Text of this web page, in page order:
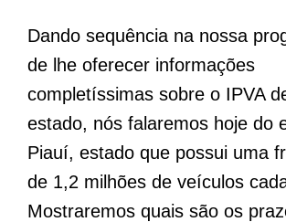
Dando sequência na nossa
de lhe oferecer informações
completíssimas sobre o IPVA
estado, nós falaremos hoje do
Piauí, estado que possui uma
de 1,2 milhões de veículos
Mostraremos quais são os